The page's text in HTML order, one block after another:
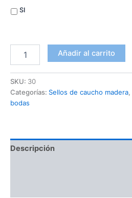
SI
Añadir al carrito
SKU: 30
Categorías: Sellos de caucho madera,
bodas
Descripción